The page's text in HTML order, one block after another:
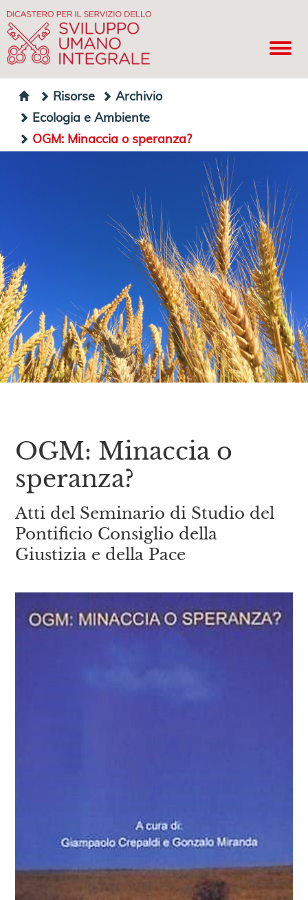
Risorse
Archivio
Ecologia e Ambiente
OGM: Minaccia o speranza?
OGM: Minaccia o
speranza?
Atti del Seminario di Studio del
Pontificio Consiglio della
Giustizia e della Pace